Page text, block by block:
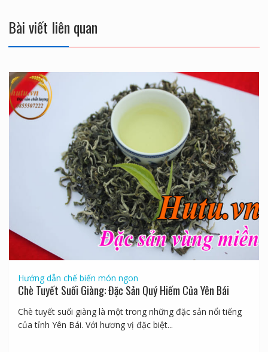
Bài viết liên quan
Hướng dẫn chế biến món ngon
Chè Tuyết Suối Giàng: Đặc Sản Quý Hiếm Của Yên Bái
Chè tuyết suối giàng là một trong những đặc sản nổi tiếng
của tỉnh Yên Bái. Với hương vị đặc biệt...